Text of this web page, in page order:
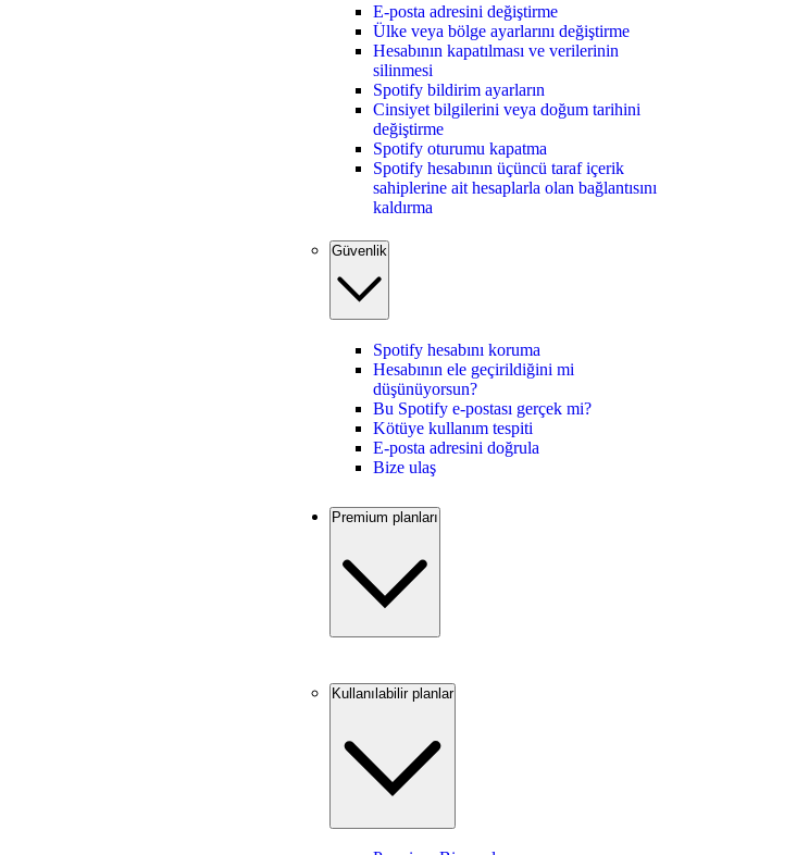
E-posta adresini değiştirme
Ülke veya bölge ayarlarını değiştirme
Hesabının kapatılması ve verilerinin
silinmesi
Spotify bildirim ayarların
Cinsiyet bilgilerini veya doğum tarihini
değiştirme
Spotify oturumu kapatma
Spotify hesabının üçüncü taraf içerik
sahiplerine ait hesaplarla olan bağlantısını
kaldırma
Güvenlik
Spotify hesabını koruma
Hesabının ele geçirildiğini mi
düşünüyorsun?
Bu Spotify e-postası gerçek mi?
Kötüye kullanım tespiti
E-posta adresini doğrula
Bize ulaş
Premium planları
Kullanılabilir planlar